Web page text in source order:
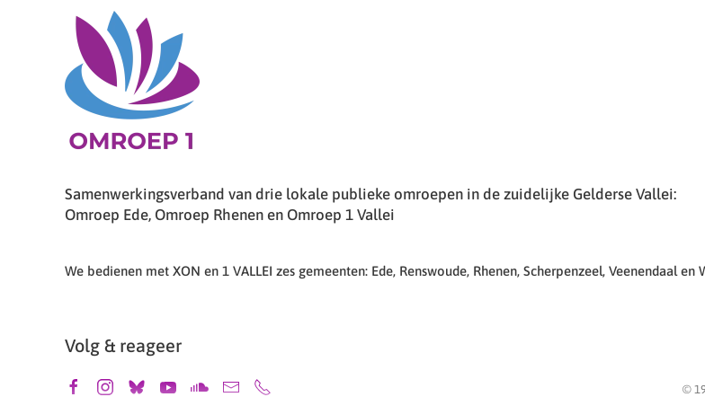
Samenwerkingsverband van drie lokale publieke omroepen in de zuidelijke Gelderse Vallei:
Omroep Ede, Omroep Rhenen en Omroep 1 Vallei
We bedienen met XON en 1 VALLEI zes gemeenten: Ede, Renswoude, Rhenen, Scherpenzeel, Veenendaal en
Volg & reageer
©